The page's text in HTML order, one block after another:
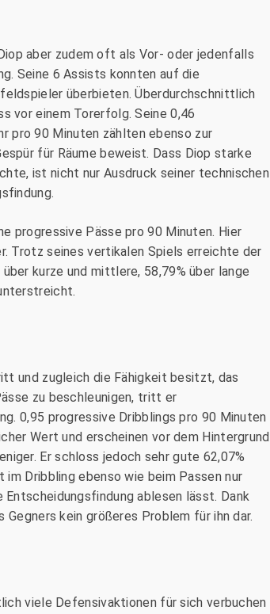
aber zudem oft als Vor- oder jedenfalls
Seine 6 Assists konnten auf die
überbieten. Überdurchschnittlich
vor einem Torerfolg. Seine 0,46
pro 90 Minuten zählten ebenso zur
für Räume beweist. Dass Diop starke
ist nicht nur Ausdruck seiner technischen
progressive Pässe pro 90 Minuten. Hier
Trotz seines vertikalen Spiels erreichte der
kurze und mittlere, 58,79% über lange
und zugleich die Fähigkeit besitzt, das
zu beschleunigen, tritt er
0,95 progressive Dribblings pro 90 Minuten
Wert und erscheinen vor dem Hintergrund
Er schloss jedoch sehr gute 62,07%
Dribbling ebenso wie beim Passen nur
ablesen lässt. Dank
kein größeres Problem für ihn dar.
viele Defensivaktionen für sich verbuchen